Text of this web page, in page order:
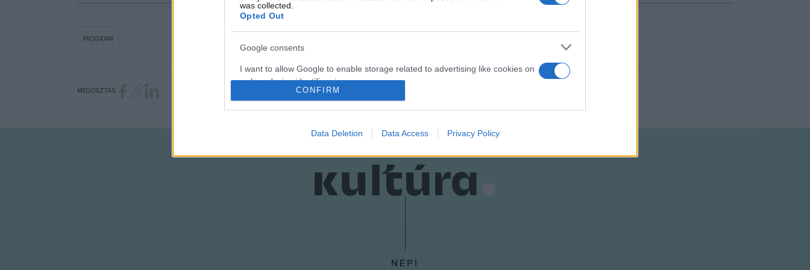
was collected.
Opted Out
Google consents
I want to allow Google to enable storage related to advertising like cookies on
web or device identifiers in apps.
I want to allow Google to enable storage related to analytics like cookies on
web or device identifiers in apps.
CONFIRM
Data Deletion Data Access Privacy Policy
PROGRAM
MEGOSZTÁS
NÉPI